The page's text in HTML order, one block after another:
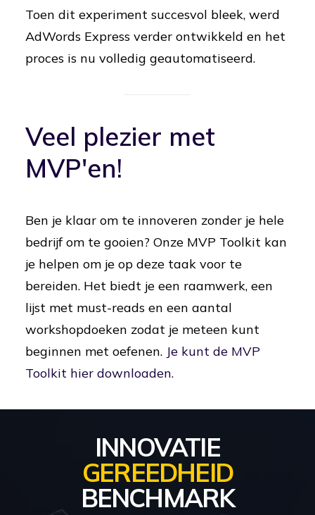
Toen dit experiment succesvol bleek, werd
AdWords Express verder ontwikkeld en het
proces is nu volledig geautomatiseerd.
Veel plezier met
MVP'en!
Ben je klaar om te innoveren zonder je hele
bedrijf om te gooien? Onze MVP Toolkit kan
je helpen om je op deze taak voor te
bereiden. Het biedt je een raamwerk, een
lijst met must-reads en een aantal
workshopdoeken zodat je meteen kunt
beginnen met oefenen. Je kunt de MVP
Toolkit hier downloaden.
INNOVATIE
GEREEDHEID
BENCHMARK